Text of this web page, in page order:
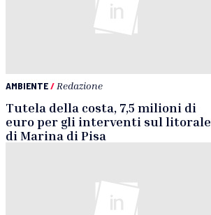
AMBIENTE/ Redazione
Tutela della costa, 7,5 milioni di
euro per gli interventi sul litorale
di Marina di Pisa